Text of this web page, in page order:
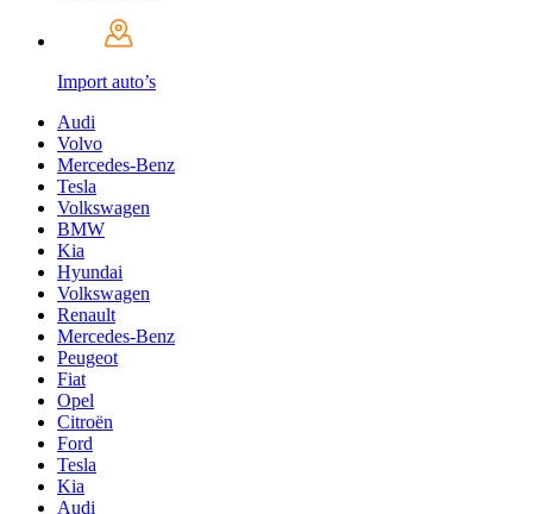
Import auto’s
Audi
Volvo
Mercedes-Benz
Tesla
Volkswagen
BMW
Kia
Hyundai
Volkswagen
Renault
Mercedes-Benz
Peugeot
Fiat
Opel
Citroën
Ford
Tesla
Kia
Audi